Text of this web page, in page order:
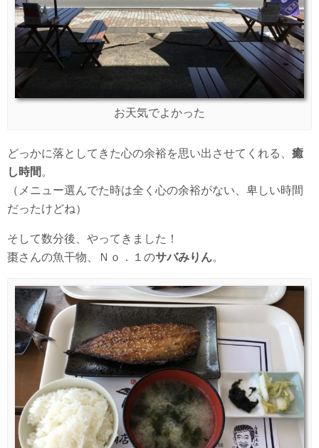
お天気でよかった
どっかに落としてきた心の余裕を思い出させてくれる、 癒
し時間 。
（メニュー選んでた時は全く心の余裕がない、卑しい時間
だったけどね）
そして数分後、やってきました！
棗さんの魚干物、Ｎｏ．１のサバみりん。